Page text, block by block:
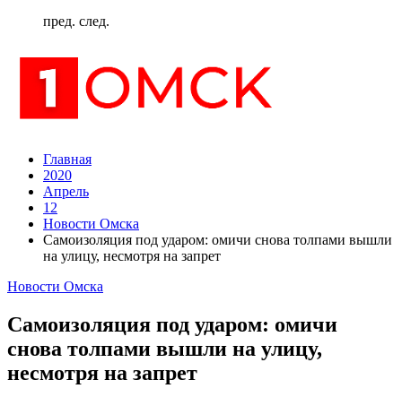
пред. след.
Главная
2020
Апрель
12
Новости Омска
Самоизоляция под ударом: омичи снова толпами вышли
на улицу, несмотря на запрет
Новости Омска
Самоизоляция под ударом: омичи
снова толпами вышли на улицу,
несмотря на запрет